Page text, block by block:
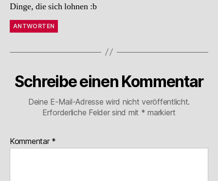
Dinge, die sich lohnen :b
ANTWORTEN
Schreibe einen Kommentar
Deine E-Mail-Adresse wird nicht veröffentlicht.
Erforderliche Felder sind mit * markiert
Kommentar *